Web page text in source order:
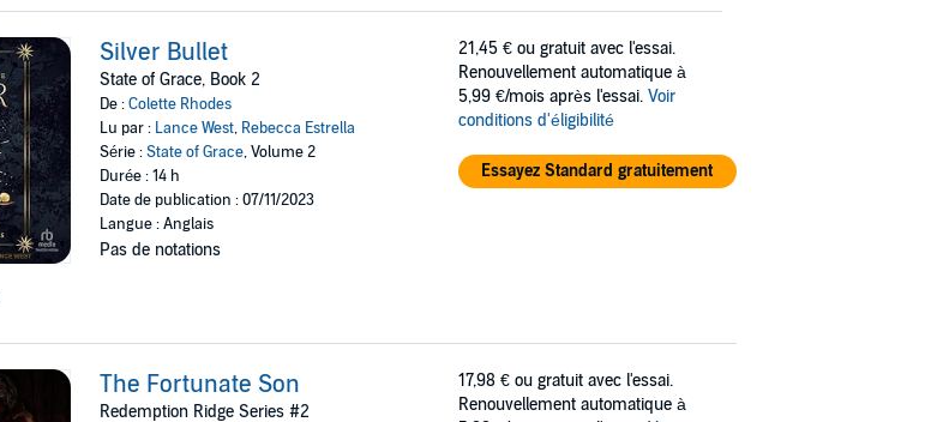
Silver Bullet
State of Grace, Book 2
De :Colette Rhodes
Lu par : Lance West, Rebecca Estrella
Série :State of Grace, Volume 2
Durée : 14 h
Date de publication : 07/11/2023
Langue : Anglais
Pas de notations
21,45 € ou gratuit avec l'essai.
Renouvellement automatique à
5,99 €/mois après l'essai. Voir
conditions d'éligibilité
Essayez Standard gratuitement
The Fortunate Son
Redemption Ridge Series #2
17,98 € ou gratuit avec l'essai.
Renouvellement automatique à